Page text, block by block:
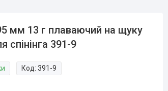
мм 13 г плаваючий на щуку
спінінга 391-9
Код:391-9